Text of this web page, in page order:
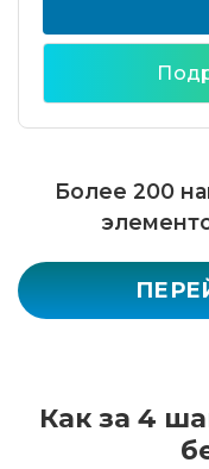
Более 200
Как за 4